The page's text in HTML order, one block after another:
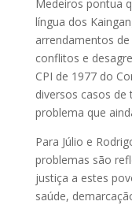
Medeiros pontua
língua dos
arrendamentos
conflitos e
CPI de 1977 do
diversos casos de
problema que
Para Júlio e
problemas são
justiça a estes
saúde,